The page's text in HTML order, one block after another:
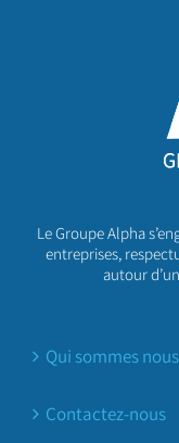
Le Groupe Alpha
entreprises,
autour
Qui sommes
Contactez-nous